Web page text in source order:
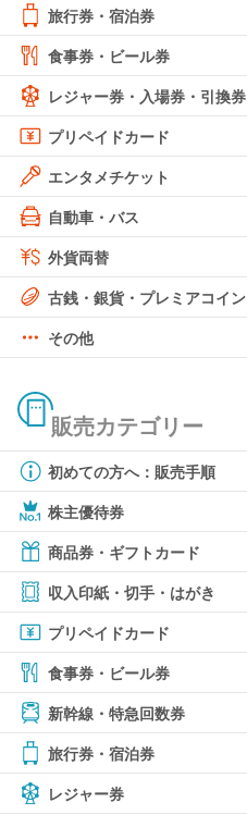
旅行券・宿泊券
食事券・ビール券
レジャー券・入場券・引換券
プリペイドカード
エンタメチケット
自動車・バス
外貨両替
古銭・銀貨・プレミアコイン
その他
販売カテゴリー
初めての方へ：販売手順
株主優待券
商品券・ギフトカード
収入印紙・切手・はがき
プリペイドカード
食事券・ビール券
新幹線・特急回数券
旅行券・宿泊券
レジャー券